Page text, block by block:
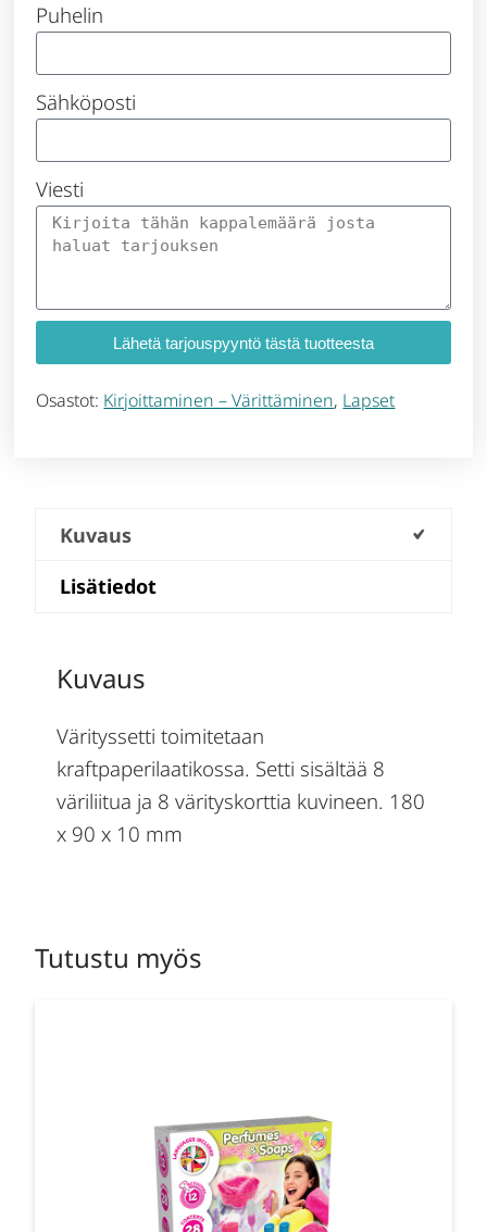
Puhelin
Sähköposti
Viesti
Lähetä tarjouspyyntö tästä tuotteesta
Osastot: Kirjoittaminen – Värittäminen, Lapset
Kuvaus
Lisätiedot
Kuvaus
Värityssetti toimitetaan
kraftpaperilaatikossa. Setti sisältää 8
väriliitua ja 8 värityskorttia kuvineen. 180
x 90 x 10 mm
Tutustu myös